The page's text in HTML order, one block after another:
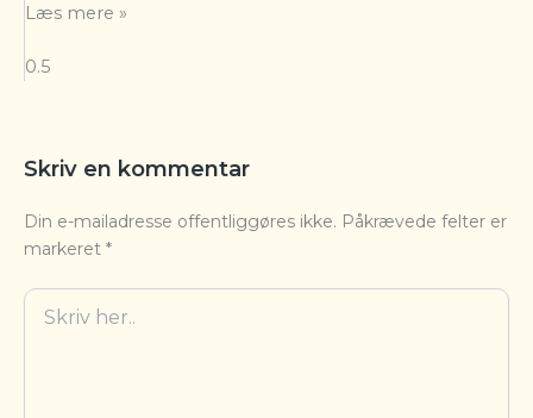
Læs mere »
Skriv en kommentar
Din e-mailadresse offentliggøres ikke. Påkrævede felter er
markeret *
Skriv
her..